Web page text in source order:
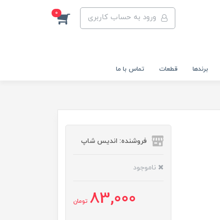
ورود به حساب کاربری 0
برندها قطعات تماس با ما
فروشنده: اندیس شاپ
ناموجود
83,000 تومان